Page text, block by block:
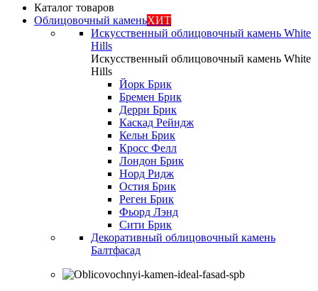
Каталог товаров
Облицовочный каменьХИТ
Искусственный облицовочный камень White
Hills
Искусственный облицовочный камень White
Hills
Йорк Брик
Бремен Брик
Дерри Брик
Каскад Рейндж
Кельн Брик
Кросс Фелл
Лондон Брик
Норд Ридж
Остия Брик
Реген Брик
Фьорд Лэнд
Сити Брик
Декоративный облицовочный камень
Балтфасад